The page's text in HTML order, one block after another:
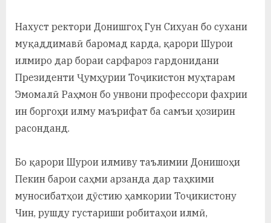
Нахуст ректори Донишгоҳ Гун Сихуан бо сухани
муқаддимавӣ баромад карда, қарори Шурои
илмиро дар бораи сарфароз гардонидани
Президенти Ҷумҳурии Тоҷикистон муҳтарам
Эмомалӣ Раҳмон бо унвони профессори фахрии
ин боргоҳи илму маърифат ба самъи ҳозирин
расонданд.
Бо қарори Шурои илмиву таълимии Донишоҳи
Пекин барои саҳми арзанда дар таҳкими
муносибатҳои дӯстию ҳамкории Тоҷикистону
Чин, рушду густариши робитаҳои илмӣ,